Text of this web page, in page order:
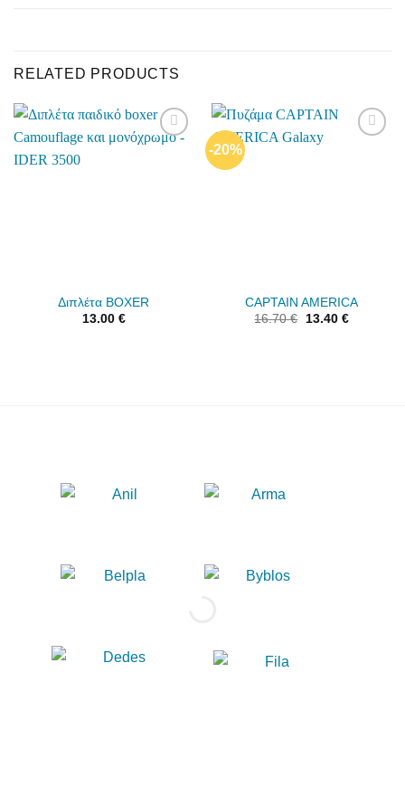
RELATED PRODUCTS
Διπλέτα BOXER
13.00 €
-20%
CAPTAIN AMERICA
16.70€ 13.40 €